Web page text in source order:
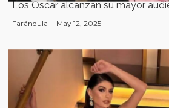
Los Oscar alcanzan su mayor
Farándula May 12, 2025